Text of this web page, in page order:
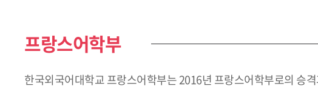
프랑스어학부
한국외국어대학교 프랑스어학부는 2016년 프랑스어학부로의 승